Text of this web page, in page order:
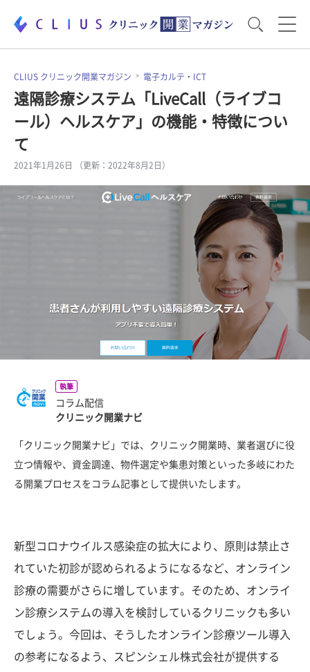
お役立ち資料 運営・経営のポイント
開業医のリアル 開業準備で大事なこと
セミナー
CLIUS クリニック開業マガジン 電子カルテ・ICT
遠隔診療システム「LiveCall（ライブコ
ール）ヘルスケア」の機能・特徴につい
て
2021年1月26日 （更新：2022年8月2日）
執筆
コラム配信
クリニック開業ナビ
「クリニック開業ナビ」では、クリニック開業時、業者選びに役
立つ情報や、資金調達、物件選定や集患対策といった多岐にわた
る開業プロセスをコラム記事として提供いたします。
新型コロナウイルス感染症の拡大により、原則は禁止さ
れていた初診が認められるようになるなど、オンライン
診療の需要がさらに増しています。そのため、オンライ
ン診療システムの導入を検討しているクリニックも多い
でしょう。今回は、そうしたオンライン診療ツール導入
の参考になるよう、スピンシェル株式会社が提供する